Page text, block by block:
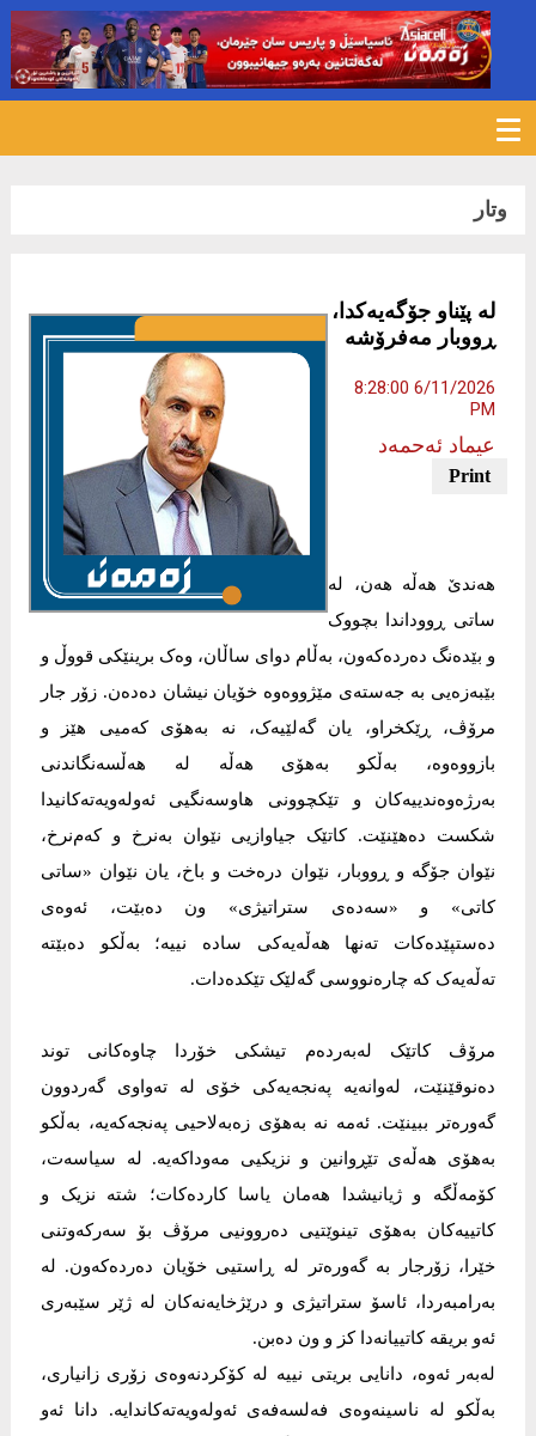
وتار
لە پێناو جۆگەیەکدا،
ڕووبار مەفرۆشە
6/11/2026 8:28:00
PM
عیماد ئه‌حمه‌د
هەندێ هەڵە هەن، لە
ساتی ڕووداندا بچووک
و بێدەنگ دەردەکەون، بەڵام دوای ساڵان، وەک برینێکی قووڵ و
بێبەزەیی بە جەستەی مێژووەوە خۆیان نیشان دەدەن. زۆر جار
مرۆڤ، ڕێکخراو، یان گەلێیەک، نە بەهۆی کەمیی هێز و
بازووەوە، بەڵکو بەهۆی هەڵە لە هەڵسەنگاندنی
بەرژەوەندییەکان و تێکچوونی هاوسەنگیی ئەولەویەتەکانیدا
شکست دەهێنێت. کاتێک جیاوازیی نێوان بەنرخ و کەم‌نرخ،
نێوان جۆگە و ڕووبار، نێوان درەخت و باخ، یان نێوان «ساتی
کاتی» و «سەدەی ستراتیژی» ون دەبێت، ئەوەی
دەستپێدەکات تەنها هەڵەیەکی سادە نییە؛ بەڵکو دەبێتە
تەڵەیەک کە چارەنووسی گەلێک تێکدەدات.
مرۆڤ کاتێک لەبەردەم تیشکی خۆردا چاوەکانی توند
دەنوقێنێت، لەوانەیە پەنجەیەکی خۆی لە تەواوی گەردوون
گەورەتر ببینێت. ئەمە نە بەهۆی زەبەلاحیی پەنجەکەیە، بەڵکو
بەهۆی هەڵەی تێڕوانین و نزیکیی مەوداکەیە. لە سیاسەت،
کۆمەڵگە و ژیانیشدا هەمان یاسا کاردەکات؛ شتە نزیک و
کاتییەکان بەهۆی تینوێتیی دەروونیی مرۆڤ بۆ سەرکەوتنی
خێرا، زۆرجار بە گەورەتر لە ڕاستیی خۆیان دەردەکەون. لە
بەرامبەردا، ئاسۆ ستراتیژی و درێژخایەنەکان لە ژێر سێبەری
ئەو بریقە کاتییانەدا کز و ون دەبن.
له‌بەر ئەوە، دانایی بریتی نییە لە کۆکردنەوەی زۆری زانیاری،
بەڵکو لە ناسینەوەی فەلسەفەی ئەولەویەتەکاندایە. دانا ئەو